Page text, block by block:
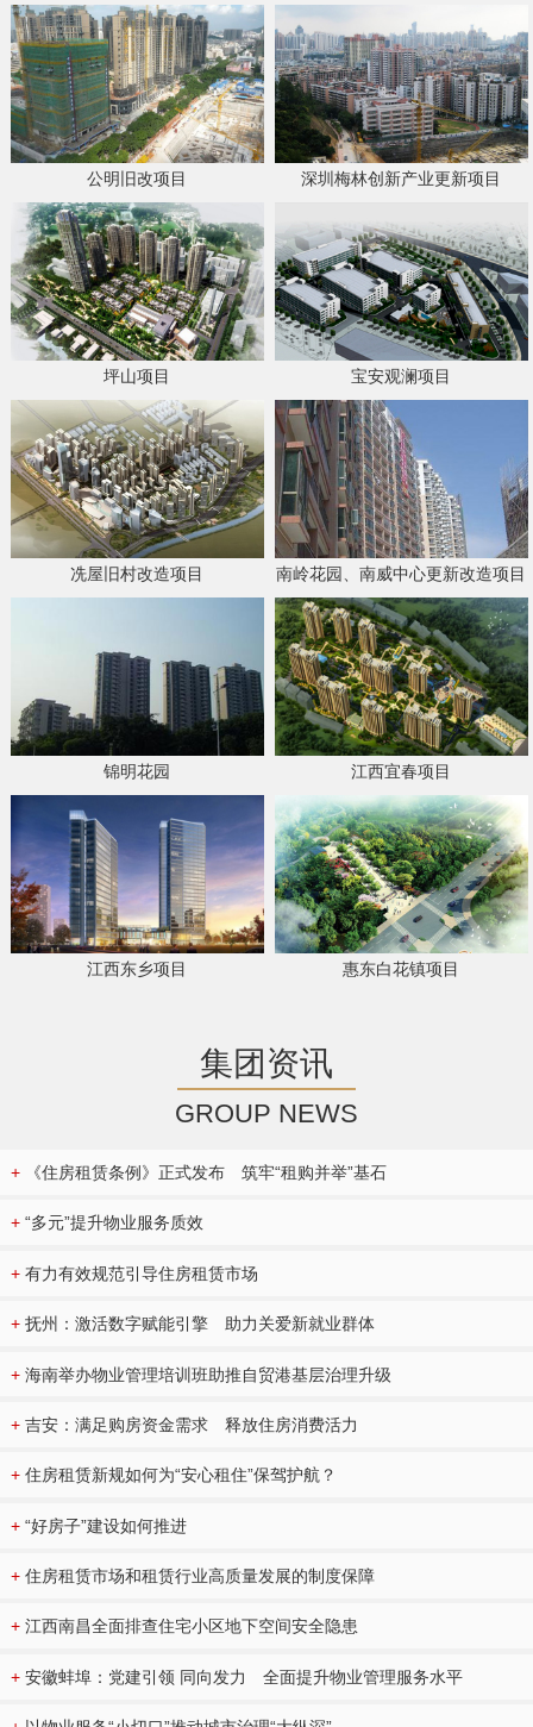
公明旧改项目 深圳梅林创新产业更新项目
坪山项目 宝安观澜项目
冼屋旧村改造项目 南岭花园、南威中心更新改造项目
锦明花园 江西宜春项目
江西东乡项目 惠东白花镇项目
集团资讯
GROUP NEWS
+ 《住房租赁条例》正式发布 筑牢“租购并举”基石
+ “多元”提升物业服务质效
+ 有力有效规范引导住房租赁市场
+ 抚州：激活数字赋能引擎 助力关爱新就业群体
+ 海南举办物业管理培训班助推自贸港基层治理升级
+ 吉安：满足购房资金需求 释放住房消费活力
+ 住房租赁新规如何为“安心租住”保驾护航？
+ “好房子”建设如何推进
+ 住房租赁市场和租赁行业高质量发展的制度保障
+ 江西南昌全面排查住宅小区地下空间安全隐患
+ 安徽蚌埠：党建引领 同向发力 全面提升物业管理服务水平